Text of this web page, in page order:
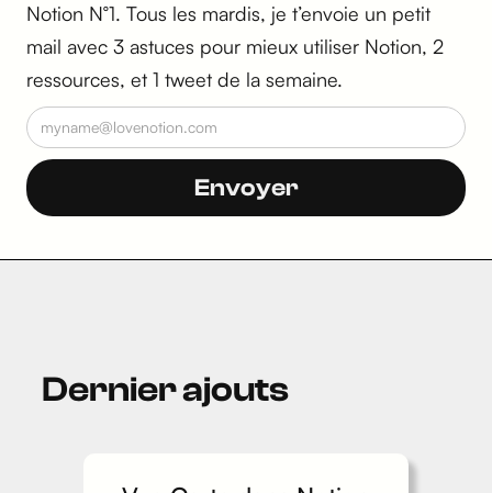
Notion N°1. Tous les mardis, je t’envoie un petit
mail avec 3 astuces pour mieux utiliser Notion, 2
ressources, et 1 tweet de la semaine.
Dernier ajouts